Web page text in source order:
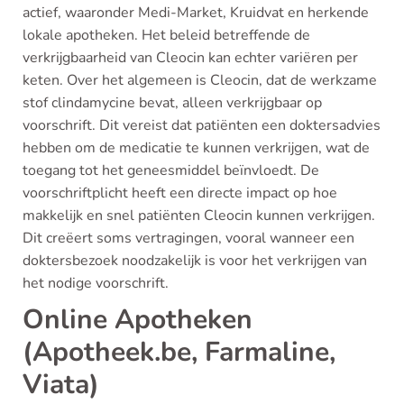
actief, waaronder Medi-Market, Kruidvat en herkende
lokale apotheken. Het beleid betreffende de
verkrijgbaarheid van Cleocin kan echter variëren per
keten. Over het algemeen is Cleocin, dat de werkzame
stof clindamycine bevat, alleen verkrijgbaar op
voorschrift. Dit vereist dat patiënten een doktersadvies
hebben om de medicatie te kunnen verkrijgen, wat de
toegang tot het geneesmiddel beïnvloedt. De
voorschriftplicht heeft een directe impact op hoe
makkelijk en snel patiënten Cleocin kunnen verkrijgen.
Dit creëert soms vertragingen, vooral wanneer een
doktersbezoek noodzakelijk is voor het verkrijgen van
het nodige voorschrift.
Online Apotheken
(Apotheek.be, Farmaline,
Viata)